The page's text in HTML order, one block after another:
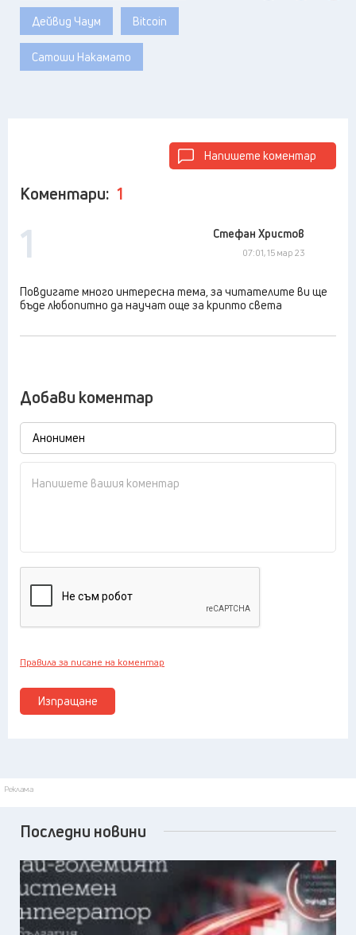
Дейвид Чаум Bitcoin
Сатоши Накамато
Напишете коментар
Коментари: 1
1 Стефан Христов
07:01, 15 мар 23
Повдигате много интересна тема, за читателите ви ще
бъде любопитно да научат още за крипто света
Добави коментар
Изпращане
Правила за писане на коментар
Реклама
Последни новини